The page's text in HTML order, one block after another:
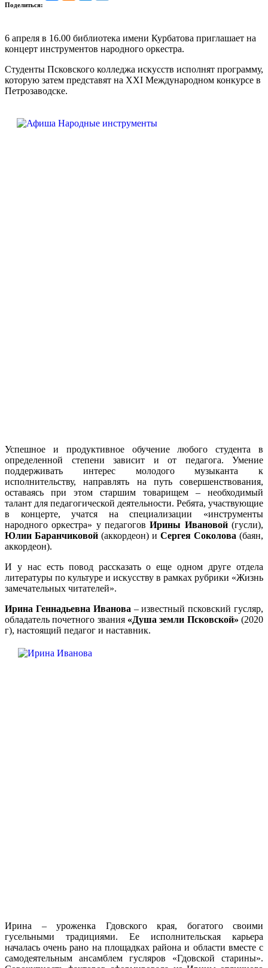
Поделиться:
6 апреля в 16.00 библиотека имени Курбатова приглашает на
концерт инструментов народного оркестра.
Студенты Псковского колледжа искусств исполнят программу,
которую затем представят на XXI Международном конкурсе в
Петрозаводске.
Успешное и продуктивное обучение любого студента в
определенной степени зависит и от педагога. Умение
поддерживать интерес молодого музыканта к
исполнительству, направлять на путь совершенствования,
оставаясь при этом старшим товарищем – необходимый
талант для педагогической деятельности. Ребята, участвующие
в концерте, учатся на специализации «инструменты
народного оркестра» у педагоговИрины Ивановой(гусли),
Юлии Баранчиковой (аккордеон) и Сергея Соколова (баян,
аккордеон).
И у нас есть повод рассказать о еще одном друге отдела
литературы по культуре и искусству в рамках рубрики «Жизнь
замечательных читателей».
Ирина Геннадьевна Иванова – известный псковский гусляр,
обладатель почетного звания «Душа земли Псковской» (2020
г), настоящий педагог и наставник.
Ирина – уроженка Гдовского края, богатого своими
гусельными традициями. Ее исполнительская карьера
началась очень рано на площадках района и области вместе с
самодеятельным ансамблем гусляров «Гдовской старины».